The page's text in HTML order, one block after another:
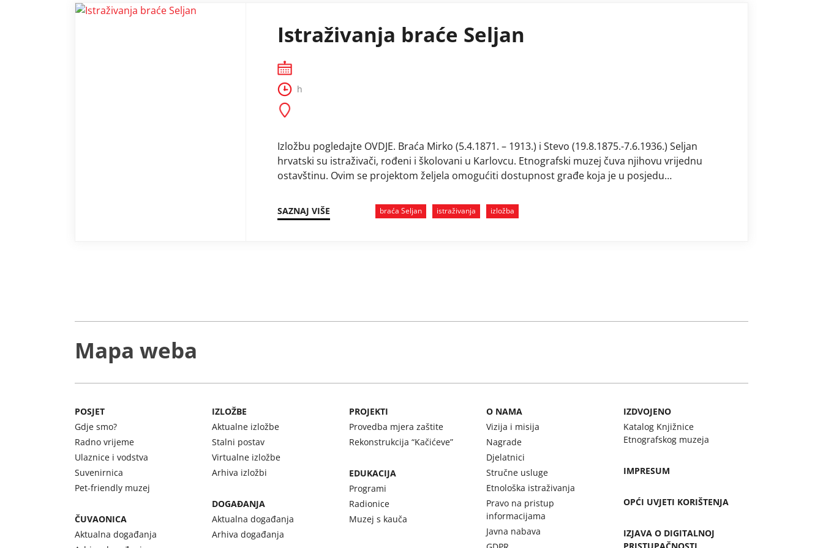
Istraživanja braće Seljan
h
Izložbu pogledajte OVDJE. Braća Mirko (5.4.1871. – 1913.) i Stevo (19.8.1875.-7.6.1936.) Seljan
hrvatski su istraživači, rođeni i školovani u Karlovcu. Etnografski muzej čuva njihovu vrijednu
ostavštinu. Ovim se projektom željela omogućiti dostupnost građe koja je u posjedu
sada dostupne materijale […] …
SAZNAJ VIŠE braća Seljan istraživanja izložba
Mapa weba
POSJET
Gdje smo?
Radno vrijeme
Ulaznice i vodstva
Suvenirnica
Pet-friendly muzej
ČUVAONICA
Aktualna događanja
IZLOŽBE
Aktualne izložbe
Stalni postav
Virtualne izložbe
Arhiva izložbi
DOGAĐANJA
Aktualna događanja
Arhiva događanja
PROJEKTI
Provedba mjera zaštite
Rekonstrukcija “Kačićeve”
EDUKACIJA
Programi
Radionice
Muzej s kauča
O NAMA
Vizija i misija
Nagrade
Djelatnici
Stručne usluge
Etnološka istraživanja
Pravo na pristup
informacijama
Javna nabava
IZDVOJENO
Katalog Knjižnice
Etnografskog muzeja
IMPRESUM
OPĆI UVJETI KORIŠTENJA
IZJAVA O DIGITALNOJ